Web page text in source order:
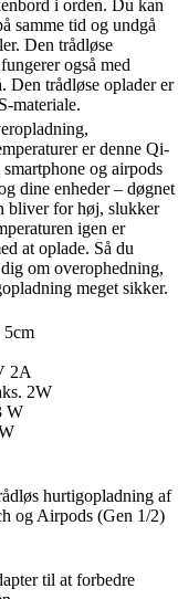
i orden. Du kan
samme tid og undgå
Den trådløse
også med
Den trådløse oplader er
materiale.
er denne Qi-
og airpods
dine enheder – døgnet
bliver for høj, slukker
igen er
at oplade. Så du
om overophedning,
meget sikker.
5cm
2A
2W
W
hurtigopladning af
og Airpods (Gen 1/2)
til at forbedre